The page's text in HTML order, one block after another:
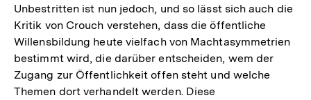
Unbestritten ist nun jedoch, und so lässt sich auch die
Kritik von Crouch verstehen, dass die öffentliche
Willensbildung heute vielfach von Machtasymmetrien
bestimmt wird, die darüber entscheiden, wem der
Zugang zur Öffentlichkeit offen steht und welche
Themen dort verhandelt werden. Diese